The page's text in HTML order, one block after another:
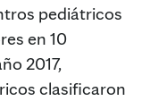
pediátricos
en 10
2017,
clasificaron